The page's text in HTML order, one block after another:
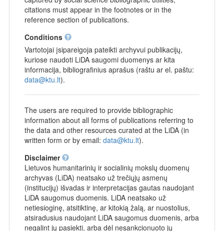
citations must appear in the footnotes or in the
reference section of publications.
Conditions
Vartotojai įsipareigoja pateikti archyvui publikacijų,
kuriose naudoti LiDA saugomi duomenys ar kita
informacija, bibliografinius aprašus (raštu ar el. paštu:
data@ktu.lt).
The users are required to provide bibliographic
information about all forms of publications referring to
the data and other resources curated at the LiDA (in
written form or by email: data@ktu.lt).
Disclaimer
Lietuvos humanitarinių ir socialinių mokslų duomenų
archyvas (LiDA) neatsako už trečiųjų asmenų
(institucijų) išvadas ir interpretacijas gautas naudojant
LiDA saugomus duomenis. LiDA neatsako už
netiesioginę, atsitiktinę, ar kitokią žalą, ar nuostolius,
atsiradusius naudojant LiDA saugomus duomenis, arba
negalint jų pasiekti, arba dėl nesankcionuoto jų